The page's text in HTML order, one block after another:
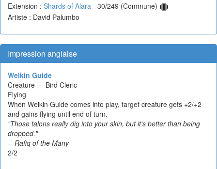
Extension : Shards of Alara - 30/249 (Commune)
Artiste : David Palumbo
Impression anglaise
Welkin Guide
Creature — Bird Cleric
Flying
When Welkin Guide comes into play, target creature gets +2/+2
and gains flying until end of turn.
"Those talons really dig into your skin, but it's better than being
dropped."
—Rafiq of the Many
2/2